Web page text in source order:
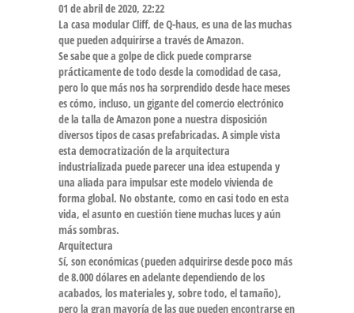
01 de abril de 2020, 22:22
La casa modular Cliff, de Q-haus, es una de las muchas
que pueden adquirirse a través de Amazon.
Se sabe que a golpe de click puede comprarse
prácticamente de todo desde la comodidad de casa,
pero lo que más nos ha sorprendido desde hace meses
es cómo, incluso, un gigante del comercio electrónico
de la talla de Amazon pone a nuestra disposición
diversos tipos de casas prefabricadas. A simple vista
esta democratización de la arquitectura
industrializada puede parecer una idea estupenda y
una aliada para impulsar este modelo vivienda de
forma global. No obstante, como en casi todo en esta
vida, el asunto en cuestión tiene muchas luces y aún
más sombras.
Arquitectura
Sí, son económicas (pueden adquirirse desde poco más
de 8.000 dólares en adelante dependiendo de los
acabados, los materiales y, sobre todo, el tamaño),
pero la gran mayoría de las que pueden encontrarse en